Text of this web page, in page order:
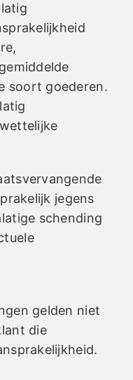
soort goederen.
jegens
schending
gelden niet
die